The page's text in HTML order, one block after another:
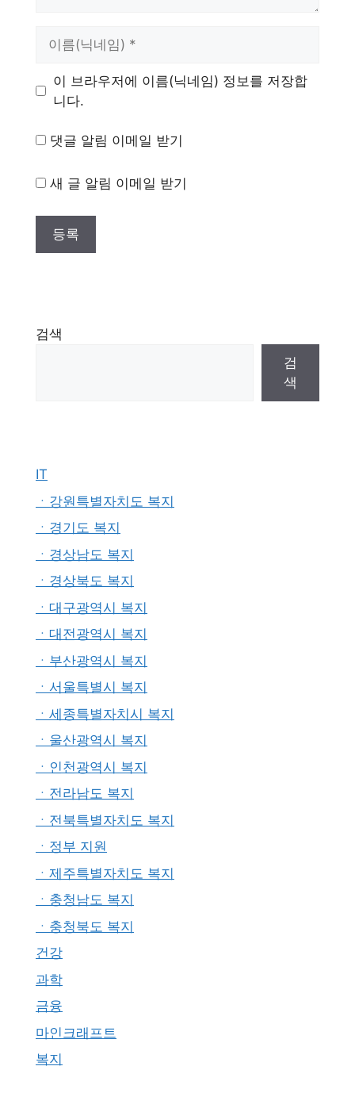
이 브라우저에 이름(닉네임) 정보를 저장합
니다.
댓글 알림 이메일 받기
새 글 알림 이메일 받기
검색
검
색
IT
ㆍ강원특별자치도 복지
ㆍ경기도 복지
ㆍ경상남도 복지
ㆍ경상북도 복지
ㆍ대구광역시 복지
ㆍ대전광역시 복지
ㆍ부산광역시 복지
ㆍ서울특별시 복지
ㆍ세종특별자치시 복지
ㆍ울산광역시 복지
ㆍ인천광역시 복지
ㆍ전라남도 복지
ㆍ전북특별자치도 복지
ㆍ정부 지원
ㆍ제주특별자치도 복지
ㆍ충청남도 복지
ㆍ충청북도 복지
건강
과학
금융
마인크래프트
복지